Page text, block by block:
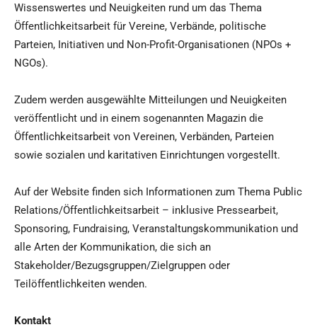
Wissenswertes und Neuigkeiten rund um das Thema
Öffentlichkeitsarbeit für Vereine, Verbände, politische
Parteien, Initiativen und Non-Profit-Organisationen (NPOs +
NGOs).
Zudem werden ausgewählte Mitteilungen und Neuigkeiten
veröffentlicht und in einem sogenannten Magazin die
Öffentlichkeitsarbeit von Vereinen, Verbänden, Parteien
sowie sozialen und karitativen Einrichtungen vorgestellt.
Auf der Website finden sich Informationen zum Thema Public
Relations/Öffentlichkeitsarbeit – inklusive Pressearbeit,
Sponsoring, Fundraising, Veranstaltungskommunikation und
alle Arten der Kommunikation, die sich an
Stakeholder/Bezugsgruppen/Zielgruppen oder
Teilöffentlichkeiten wenden.
Kontakt